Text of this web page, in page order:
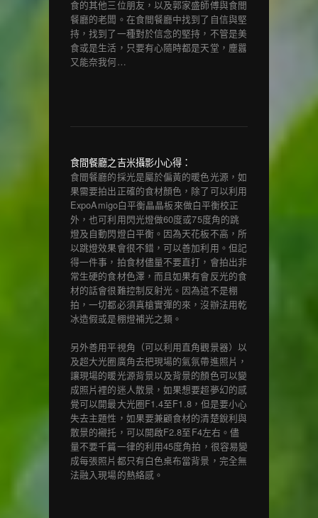
食的其他三位朋友，以及郭家盛師傅與食間
餐廳的老闆。在食間餐廳中找到了自信與堅
持，找到了一種對於信念的堅持，不管是美
食或是生活，只要有心隨時都是天堂，塵囂
又能奈我何…
食間餐廳之吉米攝影小心得：
食間餐廳的採光是屬於偏黃的暖色光源，如
果需要拍出正確的食材顏色，除了可以利用
ExpoAmigo白平衡晶晶板來做白平衡校正
外，也可利用閃光燈做60度或75度角的跳
燈及自動閃燈白平衡。因為天花板不高，所
以跳燈效果會很不錯，可以善加利用。但記
得一件事，拍食材儘量不要直打，會拍出非
常生硬的食材色澤，而且如果有會反光的食
材的話會很難控制反射光。因為這不是棚
拍，一切都必須真槍實彈的來，沒辦法用乾
冰造假或是棚燈補光之類。
另外善用平視角（可以利用直角觀景器）以
及超大光圈廣角去把現場的氣氛帶進照片，
讓現場的暖光源背景以及背景的顏色可以變
成照片裡的迷人散景，如果想要超夢幻的感
覺可以開最大光圈F1.4至F1.8，但是要小心
失去主題性，如果要兼顧食材的清楚銳利與
散景的襯托，可以開啟F2.8至F4左右。儘
量不要千篇一律的利用45度角拍，很容易變
成每張照片都只有白色桌布當背景，完全無
法融入現場的熱絡感。